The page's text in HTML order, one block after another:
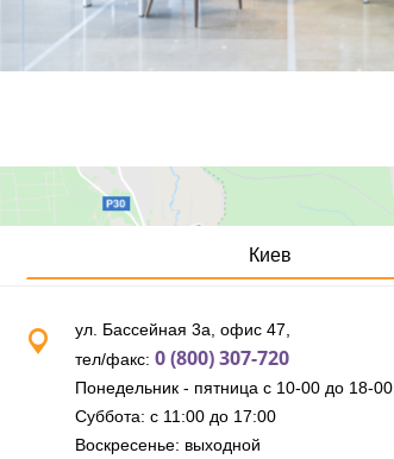
Киев
ул. Бассейная 3а, офис 47,
тел/факс: 0 (800) 307-720
Понедельник - пятница с 10-00 до 18-00,
Суббота: с 11:00 до 17:00
Воскресенье: выходной